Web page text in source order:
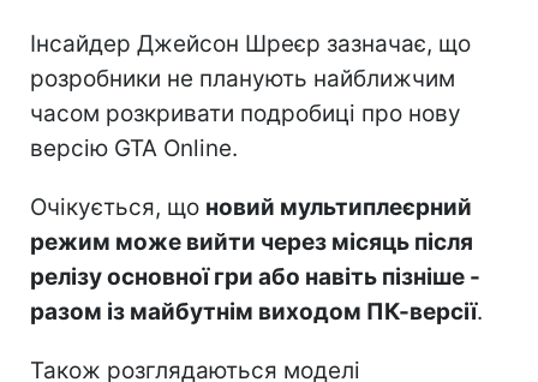
Інсайдер Джейсон Шреєр зазначає, що
розробники не планують найближчим
часом розкривати подробиці про нову
версію GTA Online.
Очікується, що новий мультиплеєрний
режим може вийти через місяць після
релізу основної гри або навіть пізніше -
разом із майбутнім виходом ПК-версії.
Також розглядаються моделі